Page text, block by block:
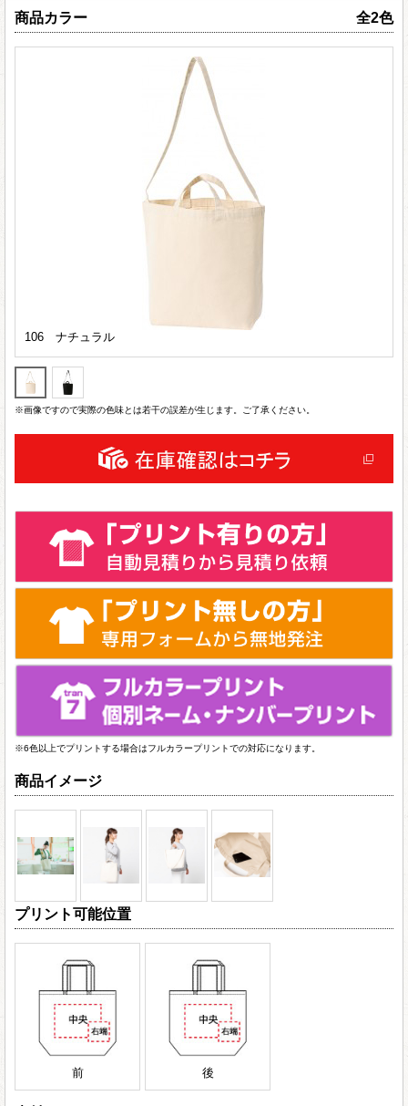
商品カラー 全2色
106 ナチュラル
※画像ですので実際の色味とは若干の誤差が生じます。ご了承ください。
※6色以上でプリントする場合はフルカラープリントでの対応になります。
商品イメージ
プリント可能位置
前 後